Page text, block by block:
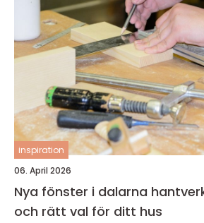
inspiration
06. April 2026
Nya fönster i dalarna hantverk, hållbarhet
och rätt val för ditt hus